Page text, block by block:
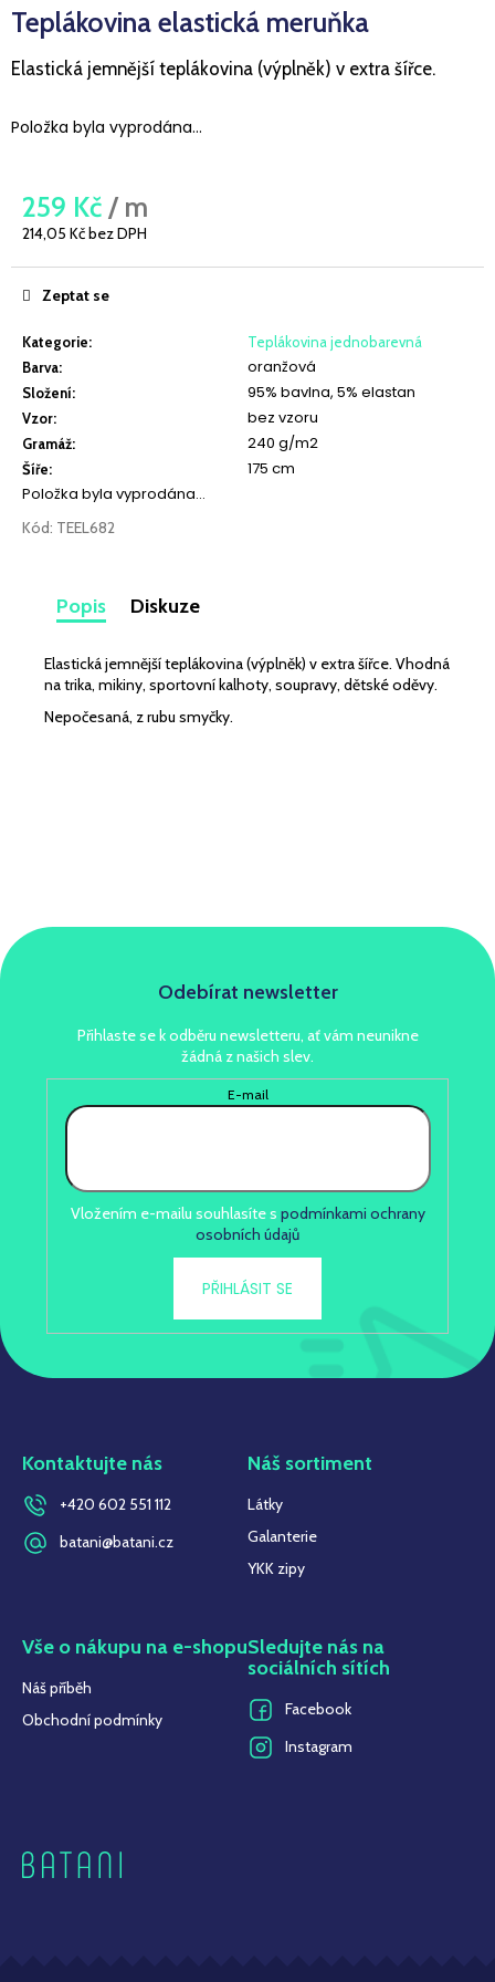
Teplákovina elastická meruňka
Elastická jemnější teplákovina (výplněk) v extra šířce.
Položka byla vyprodána…
259 Kč / m
214,05 Kč bez DPH
cena:
Kategorie:
Teplákovina jednobarevná
Barva: oranžová
Složení: 95% bavlna, 5% elastan
Vzor: bez vzoru
Gramáž: 240 g/m2
Šíře:
175 cm
Položka byla vyprodána…
Kód: TEEL682
Zeptat se
Popis Diskuze
Elastická jemnější teplákovina (výplněk) v extra šířce. Vhodná
na trika, mikiny, sportovní kalhoty, soupravy, dětské oděvy.
Nepočesaná, z rubu smyčky.
a
j
í
t
?
D
o
p
o
r
u
č
u
JEDNOLÍC
LATTÉ
Odebírat newsletter
Přihlaste se k odběru newsletteru, ať vám neunikne
žádná z našich slev.
E-mail
Vložením e-mailu souhlasíte s podmínkami ochrany
osobních údajů
PŘIHLÁSIT SE
Kontaktujte nás
+420 602 551 112
batani@batani.cz
Náš sortiment
Látky
Galanterie
YKK zipy
Vše o nákupu na e-shopu
Náš příběh
Obchodní podmínky
Sledujte nás na
sociálních sítích
Facebook
Instagram